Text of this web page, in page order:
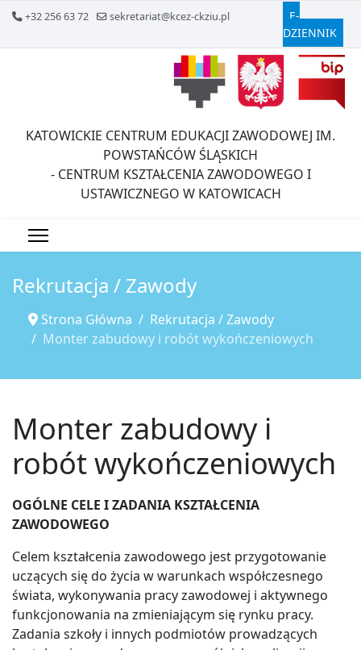
+32 256 63 72 sekretariat@kcez-ckziu.pl
E-
DZIENNIK
KATOWICKIE CENTRUM EDUKACJI ZAWODOWEJ IM.
POWSTAŃCÓW ŚLĄSKICH
- CENTRUM KSZTAŁCENIA ZAWODOWEGO I
USTAWICZNEGO W KATOWICACH
Rekrutacja / Zawody
Strona Główna
Rekrutacja / Zawody
Monter zabudowy i robót wykończeniowych
Monter zabudowy i
robót wykończeniowych
OGÓLNE CELE I ZADANIA KSZTAŁCENIA
ZAWODOWEGO
Celem kształcenia zawodowego jest przygotowanie
uczących się do życia w warunkach współczesnego
świata, wykonywania pracy zawodowej i aktywnego
funkcjonowania na zmieniającym się rynku pracy.
Zadania szkoły i innych podmiotów prowadzących